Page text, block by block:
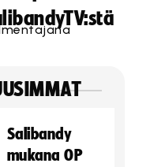
.
Salibandy
mukana OP